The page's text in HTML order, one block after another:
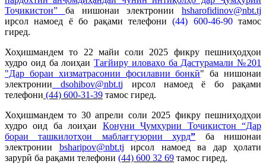
Тоҷикистон”
ба нишонаи электронии hsharofidinov@nbt.tj
ирсол намоед ё бо рақами телефони(44) 600-46-90тамос
гиред.
Хоҳишмандем то 22 майи соли 2025 фикру пешниҳодҳои
худро оид ба лоиҳаиТағйиру иловаҳо ба Дастурамали №201
"Дар бораи хизматрасонии фосилавии бонкӣ" ба нишонаи
электронии
dsohibov@nbt.tj ирсол намоед ё бо рақами
телефони (44) 600-31-39 тамос гиред.
Хоҳишмандем то 30 апрели соли 2025 фикру пешниҳодҳои
худро оид ба лоиҳаи Қонуни Ҷумҳурии Тоҷикистон “Дар
бораи ташкилотҳои маблағгузории хурд” ба нишонаи
электронии bsharipov@nbt.tj ирсол намоед ва дар ҳолати
зарурӣ ба рақами телефони (44) 600 32 69 тамос гиред.